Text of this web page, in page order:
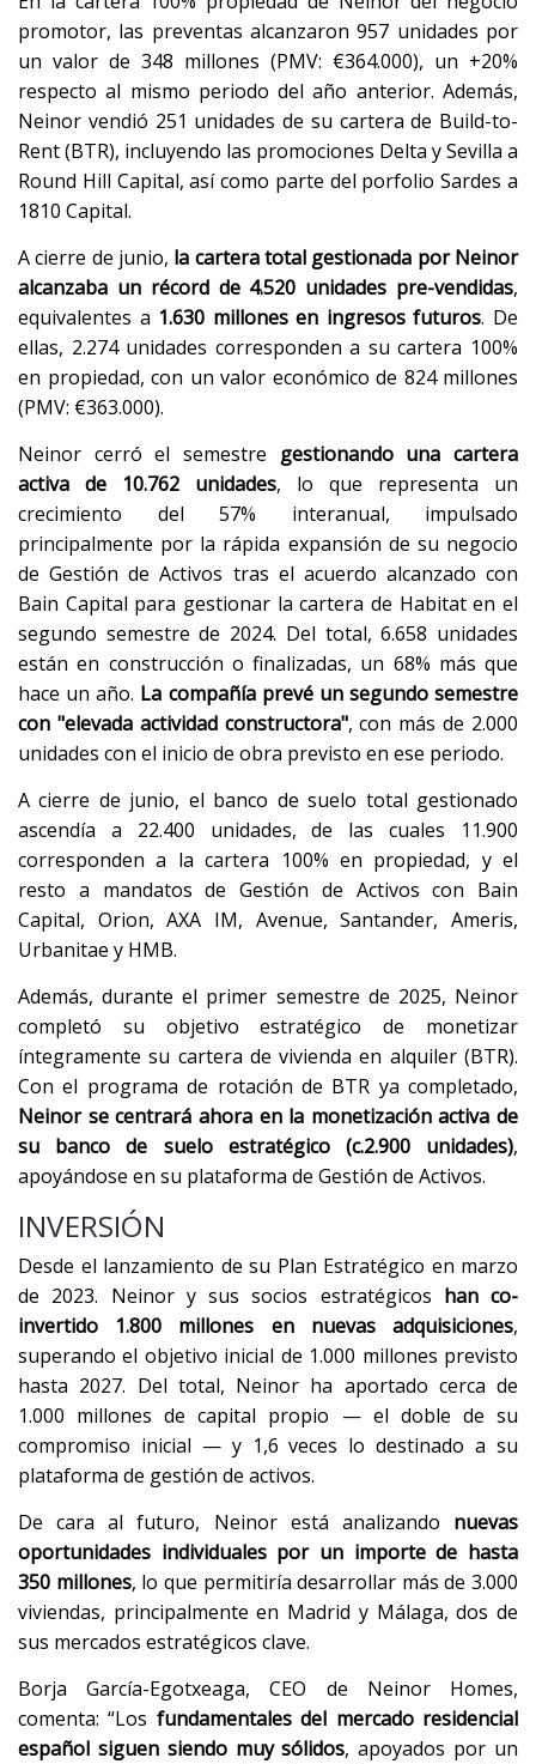
promotor, las preventas alcanzaron 957 unidades por
un valor de 348 millones (PMV: €364.000), un +20%
respecto al mismo periodo del año anterior. Además,
Neinor vendió 251 unidades de su cartera de Build-to-
Rent (BTR), incluyendo las promociones Delta y Sevilla a
Round Hill Capital, así como parte del porfolio Sardes a
1810 Capital.
A cierre de junio, la cartera total gestionada por Neinor
alcanzaba un récord de 4.520 unidades pre-vendidas,
equivalentes a 1.630 millones en ingresos futuros. De
ellas, 2.274 unidades corresponden a su cartera 100%
en propiedad, con un valor económico de 824 millones
(PMV: €363.000).
Neinor cerró el semestre gestionando una cartera
activa de 10.762 unidades, lo que representa un
crecimiento del 57% interanual, impulsado
principalmente por la rápida expansión de su negocio
de Gestión de Activos tras el acuerdo alcanzado con
Bain Capital para gestionar la cartera de Habitat en el
segundo semestre de 2024. Del total, 6.658 unidades
están en construcción o finalizadas, un 68% más que
hace un año. La compañía prevé un segundo semestre
con "elevada actividad constructora", con más de 2.000
unidades con el inicio de obra previsto en ese periodo.
A cierre de junio, el banco de suelo total gestionado
ascendía a 22.400 unidades, de las cuales 11.900
corresponden a la cartera 100% en propiedad, y el
resto a mandatos de Gestión de Activos con Bain
Capital, Orion, AXA IM, Avenue, Santander, Ameris,
Urbanitae y HMB.
Además, durante el primer semestre de 2025, Neinor
completó su objetivo estratégico de monetizar
íntegramente su cartera de vivienda en alquiler (BTR).
Con el programa de rotación de BTR ya completado,
Neinor se centrará ahora en la monetización activa de
su banco de suelo estratégico (c.2.900 unidades),
apoyándose en su plataforma de Gestión de Activos.
INVERSIÓN
Desde el lanzamiento de su Plan Estratégico en marzo
de 2023. Neinor y sus socios estratégicos han co-
invertido 1.800 millones en nuevas adquisiciones,
superando el objetivo inicial de 1.000 millones previsto
hasta 2027. Del total, Neinor ha aportado cerca de
1.000 millones de capital propio — el doble de su
compromiso inicial — y 1,6 veces lo destinado a su
plataforma de gestión de activos.
De cara al futuro, Neinor está analizando nuevas
oportunidades individuales por un importe de hasta
350 millones, lo que permitiría desarrollar más de 3.000
viviendas, principalmente en Madrid y Málaga, dos de
sus mercados estratégicos clave.
Borja García-Egotxeaga, CEO de Neinor Homes,
comenta: “Los fundamentales del mercado residencial
español siguen siendo muy sólidos, apoyados por un